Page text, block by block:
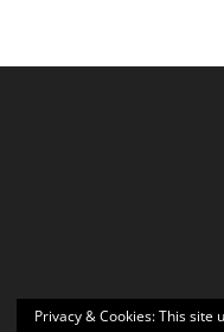
Privacy & Cookies: This site